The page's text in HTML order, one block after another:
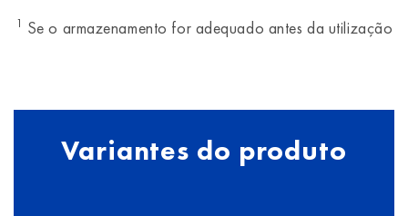
1 Se o armazenamento for adequado antes da utilização
Variantes do produto